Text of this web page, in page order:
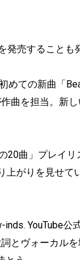
発売することも
めての新曲「
曲を担当。新
20曲」プレイリ
上がりを見せて
YouTube公
とヴォーカルを